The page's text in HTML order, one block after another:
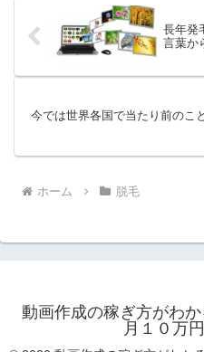
長年発
言葉か
今では世界各国で当たり前のこ
ホーム 脱毛
動画作成の稼ぎ方がわ
月１０万